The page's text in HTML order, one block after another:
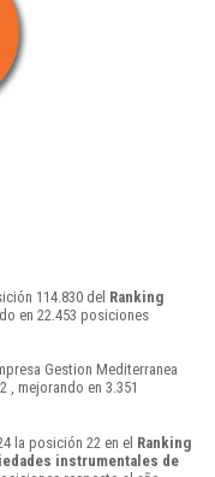
114.830 del Ranking
en 22.453 posiciones
Gestion Mediterranea
, mejorando en 3.351
la posición 22 en el Ranking
instrumentales de